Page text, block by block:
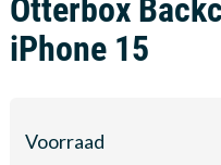
Otterbox
iPhone 15
Voorraad